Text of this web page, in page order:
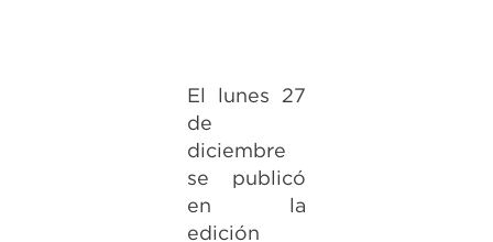
El lunes 27
de
diciembre
se publicó
en la
edición